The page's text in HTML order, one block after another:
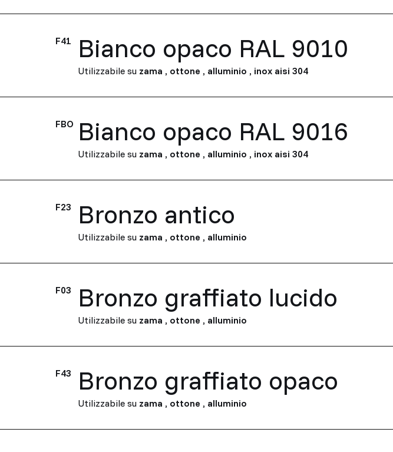
F41 Bianco opaco RAL 9010
Utilizzabile su zama , ottone , alluminio , inox aisi 304
FBO Bianco opaco RAL 9016
Utilizzabile su zama , ottone , alluminio , inox aisi 304
F23 Bronzo antico
Utilizzabile su zama , ottone , alluminio
F03 Bronzo graffiato lucido
Utilizzabile su zama , ottone , alluminio
F43 Bronzo graffiato opaco
Utilizzabile su zama , ottone , alluminio